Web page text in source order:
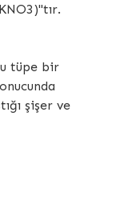
tüpe bir
şişer ve